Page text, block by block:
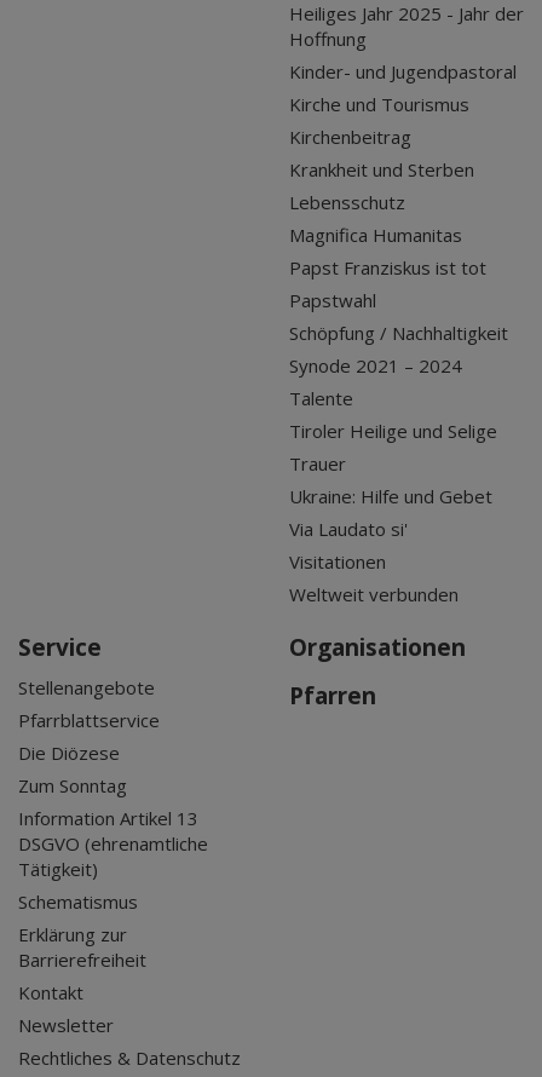
Heiliges Jahr 2025 - Jahr der
Hoffnung
Kinder- und Jugendpastoral
Kirche und Tourismus
Kirchenbeitrag
Krankheit und Sterben
Lebensschutz
Magnifica Humanitas
Papst Franziskus ist tot
Papstwahl
Schöpfung / Nachhaltigkeit
Synode 2021 – 2024
Talente
Tiroler Heilige und Selige
Trauer
Ukraine: Hilfe und Gebet
Via Laudato si'
Visitationen
Weltweit verbunden
Service
Stellenangebote
Pfarrblattservice
Die Diözese
Zum Sonntag
Information Artikel 13
DSGVO (ehrenamtliche
Tätigkeit)
Schematismus
Erklärung zur
Barrierefreiheit
Kontakt
Newsletter
Rechtliches & Datenschutz
Organisationen
Pfarren